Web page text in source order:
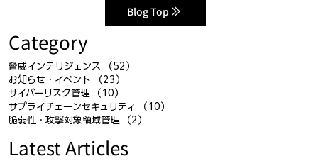
Blog Top
Category
脅威インテリジェンス （52）
お知らせ・イベント
（23）
サイバーリスク管理
（10）
サプライチェーンセキュリティ
（10）
脆弱性・攻撃対象領域管理
（2）
Latest Articles